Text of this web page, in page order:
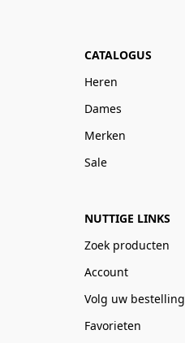
CATALOGUS
Heren
Dames
Merken
Sale
NUTTIGE LINKS
Zoek producten
Account
Volg uw bestelling
Favorieten